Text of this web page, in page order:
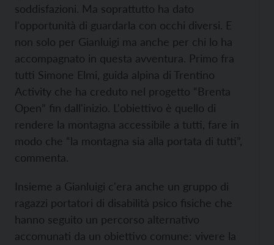
soddisfazioni. Ma soprattutto ha dato
l'opportunità di guardarla con occhi diversi. E
non solo per Gianluigi ma anche per chi lo ha
accompagnato in questa avventura. Primo fra
tutti Simone Elmi, guida alpina di Trentino
Activity che ha creduto nel progetto “Brenta
Open” fin dall'inizio. L'obiettivo è quello di
rendere la montagna accessibile a tutti, fare in
modo che “la montagna sia alla portata di tutti”,
commenta.
Insieme a Gianluigi c'era anche un gruppo di
ragazzi portatori di disabilità psico fisiche che
hanno seguito un percorso alternativo
accomunati da un obiettivo comune: vivere la